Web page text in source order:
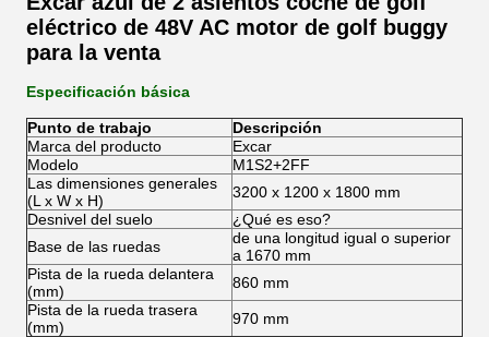
eléctrico de 48V AC motor de golf buggy
para la venta
Especificación básica
Punto de trabajo
Descripción
Marca del producto
Excar
Modelo
M1S2+2FF
Las dimensiones generales
(L x W x H)
3200 x 1200 x 1800 mm
Desnivel del suelo
¿Qué es eso?
Base de las ruedas
de una longitud igual o superior
a 1670 mm
Pista de la rueda delantera
(mm)
860 mm
Pista de la rueda trasera
(mm)
970 mm